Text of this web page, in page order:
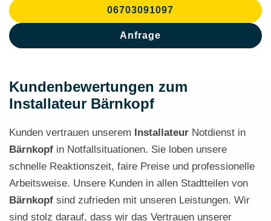
06703091097
Anfrage
Kundenbewertungen zum
Installateur Bärnkopf
Kunden vertrauen unserem Installateur Notdienst in
Bärnkopf in Notfallsituationen. Sie loben unsere
schnelle Reaktionszeit, faire Preise und professionelle
Arbeitsweise. Unsere Kunden in allen Stadtteilen von
Bärnkopf sind zufrieden mit unseren Leistungen. Wir
sind stolz darauf, dass wir das Vertrauen unserer